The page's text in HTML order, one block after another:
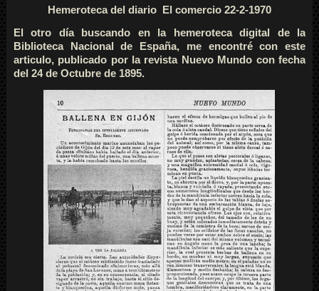
Hemeroteca del diario El comercio 22-2-1970
El otro día buscando en la hemeroteca digital de la
Biblioteca Nacional de España, me encontré con este
articulo, publicado por la revista Nuevo Mundo con fecha
del 24 de Octubre de 1895.